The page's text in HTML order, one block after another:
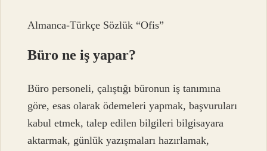
Almanca-Türkçe Sözlük “Ofis”
Büro ne iş yapar?
Büro personeli, çalıştığı büronun iş tanımına
göre, esas olarak ödemeleri yapmak, başvuruları
kabul etmek, talep edilen bilgileri bilgisayara
aktarmak, günlük yazışmaları hazırlamak,